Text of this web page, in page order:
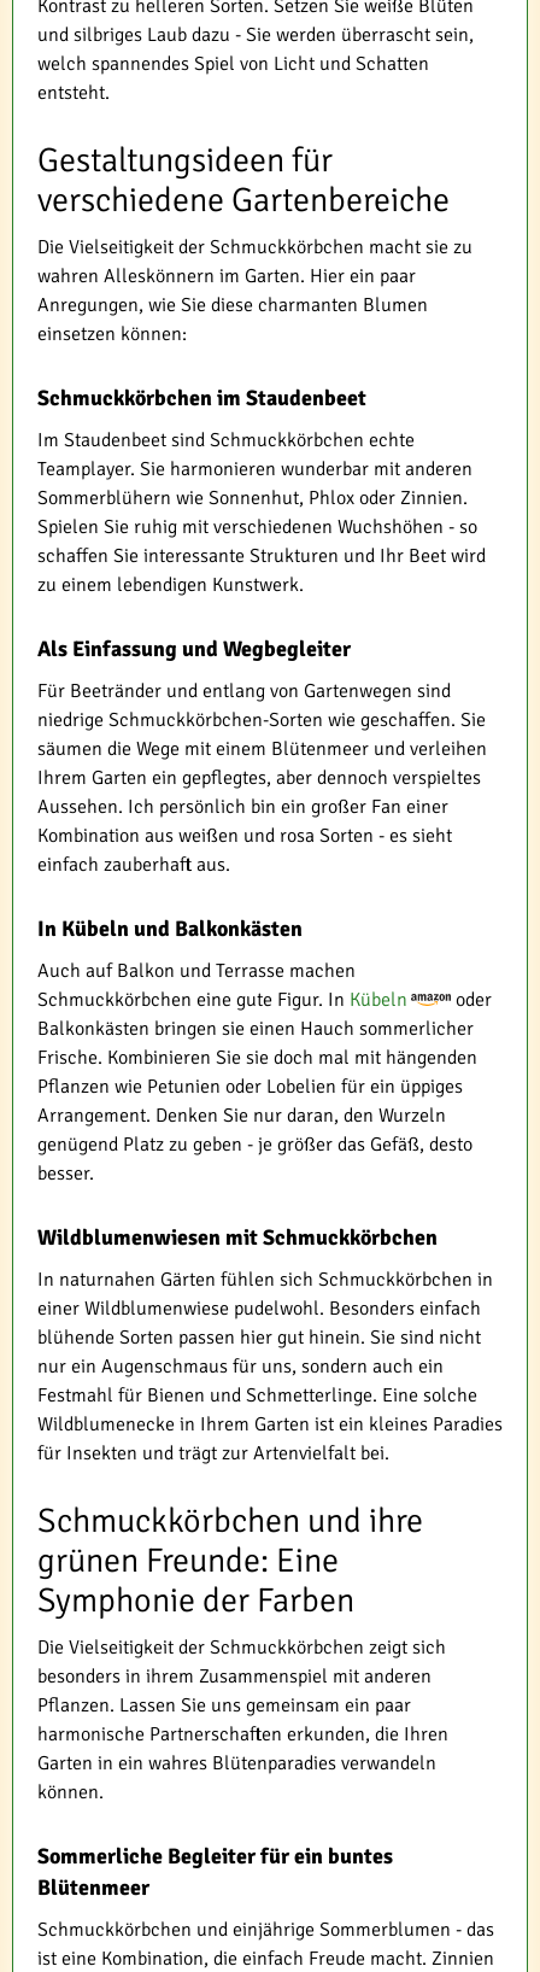
Kontrast zu helleren Sorten. Setzen Sie weiße Blüten
und silbriges Laub dazu - Sie werden überrascht sein,
welch spannendes Spiel von Licht und Schatten
entsteht.
Gestaltungsideen für
verschiedene Gartenbereiche
Die Vielseitigkeit der Schmuckkörbchen macht sie zu
wahren Alleskönnern im Garten. Hier ein paar
Anregungen, wie Sie diese charmanten Blumen
einsetzen können:
Schmuckkörbchen im Staudenbeet
Im Staudenbeet sind Schmuckkörbchen echte
Teamplayer. Sie harmonieren wunderbar mit anderen
Sommerblühern wie Sonnenhut, Phlox oder Zinnien.
Spielen Sie ruhig mit verschiedenen Wuchshöhen - so
schaffen Sie interessante Strukturen und Ihr Beet wird
zu einem lebendigen Kunstwerk.
Als Einfassung und Wegbegleiter
Für Beetränder und entlang von Gartenwegen sind
niedrige Schmuckkörbchen-Sorten wie geschaffen. Sie
säumen die Wege mit einem Blütenmeer und verleihen
Ihrem Garten ein gepflegtes, aber dennoch verspieltes
Aussehen. Ich persönlich bin ein großer Fan einer
Kombination aus weißen und rosa Sorten - es sieht
einfach zauberhaft aus.
In Kübeln und Balkonkästen
Auch auf Balkon und Terrasse machen
Schmuckkörbchen eine gute Figur. In Kübeln
oder
Balkonkästen bringen sie einen Hauch sommerlicher
Frische. Kombinieren Sie sie doch mal mit hängenden
Pflanzen wie Petunien oder Lobelien für ein üppiges
Arrangement. Denken Sie nur daran, den Wurzeln
genügend Platz zu geben - je größer das Gefäß, desto
besser.
Wildblumenwiesen mit Schmuckkörbchen
In naturnahen Gärten fühlen sich Schmuckkörbchen in
einer Wildblumenwiese pudelwohl. Besonders einfach
blühende Sorten passen hier gut hinein. Sie sind nicht
nur ein Augenschmaus für uns, sondern auch ein
Festmahl für Bienen und Schmetterlinge. Eine solche
Wildblumenecke in Ihrem Garten ist ein kleines Paradies
für Insekten und trägt zur Artenvielfalt bei.
Schmuckkörbchen und ihre
grünen Freunde: Eine
Symphonie der Farben
Die Vielseitigkeit der Schmuckkörbchen zeigt sich
besonders in ihrem Zusammenspiel mit anderen
Pflanzen. Lassen Sie uns gemeinsam ein paar
harmonische Partnerschaften erkunden, die Ihren
Garten in ein wahres Blütenparadies verwandeln
können.
Sommerliche Begleiter für ein buntes
Blütenmeer
Schmuckkörbchen und einjährige Sommerblumen - das
ist eine Kombination, die einfach Freude macht. Zinnien